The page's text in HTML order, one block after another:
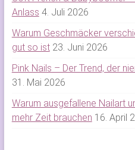
Anlass 4. Juli 2026
Warum Geschmäcker
gut so ist 23. Juni 2026
Pink Nails – Der Trend, der
31. Mai 2026
Warum ausgefallene Nailart
mehr Zeit brauchen 16. April